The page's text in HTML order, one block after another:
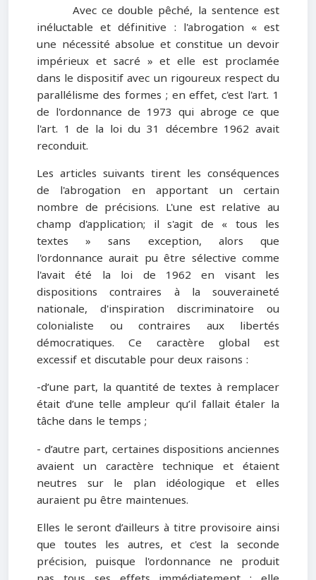
Avec ce double pêché, la sentence est
inéluctable et définitive : l'abrogation « est
une nécessité absolue et constitue un devoir
impérieux et sacré » et elle est proclamée
dans le dispositif avec un rigoureux respect du
parallélisme des formes ; en effet, c'est l'art. 1
de l'ordonnance de 1973 qui abroge ce que
l'art. 1 de la loi du 31 décembre 1962 avait
reconduit.
Les articles suivants tirent les conséquences
de l'abrogation en apportant un certain
nombre de précisions. L'une est relative au
champ d'application; il s'agit de « tous les
textes » sans exception, alors que
l'ordonnance aurait pu être sélective comme
l'avait été la loi de 1962 en visant les
dispositions contraires à la souveraineté
nationale, d'inspiration discriminatoire ou
colonialiste ou contraires aux libertés
démocratiques. Ce caractère global est
excessif et discutable pour deux raisons :
-d’une part, la quantité de textes à remplacer
était d’une telle ampleur qu’il fallait étaler la
tâche dans le temps ;
- d’autre part, certaines dispositions anciennes
avaient un caractère technique et étaient
neutres sur le plan idéologique et elles
auraient pu être maintenues.
Elles le seront d’ailleurs à titre provisoire ainsi
que toutes les autres, et c'est la seconde
précision, puisque l'ordonnance ne produit